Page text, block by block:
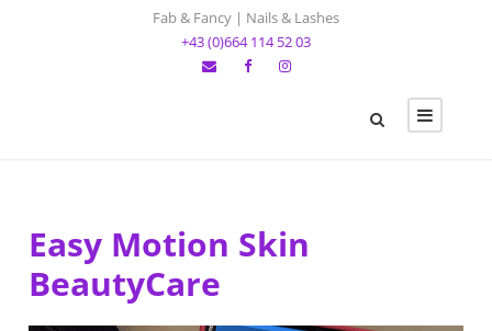
Fab & Fancy | Nails & Lashes
+43 (0)664 114 52 03
Easy Motion Skin
BeautyCare